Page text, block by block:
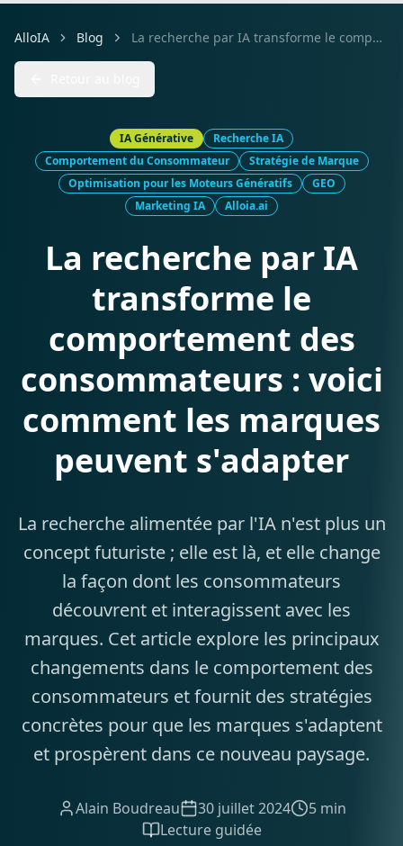
AlloIA Blog La recherche par IA transforme le comportement des consommateurs : voici comment les marques peuvent s'adapter
IA Générative
Recherche IA
Comportement du Consommateur
Stratégie de Marque
Optimisation pour les Moteurs Génératifs
GEO
Marketing IA
Alloia.ai
La recherche par IA
transforme le
comportement des
consommateurs : voici
comment les marques
peuvent s'adapter
La recherche alimentée par l'IA n'est plus un
concept futuriste ; elle est là, et elle change
la façon dont les consommateurs
découvrent et interagissent avec les
marques. Cet article explore les principaux
changements dans le comportement des
consommateurs et fournit des stratégies
concrètes pour que les marques s'adaptent
et prospèrent dans ce nouveau paysage.
Alain Boudreau 30 juillet 2024
5 min
Lecture guidée